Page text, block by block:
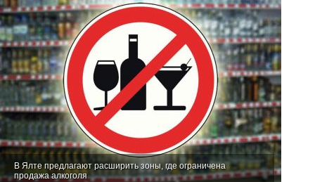
В Ялте предлагают расширить зоны, где ограничена
продажа алкоголя